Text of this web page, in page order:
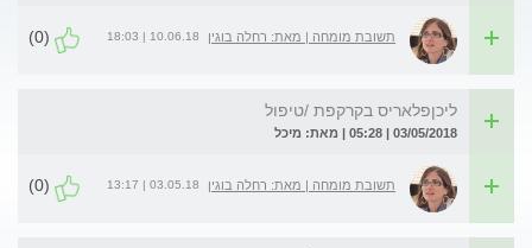
תשובת מומחה | מאת: רחלה בוגין 10.06.18 | 18:03
(0)
ליכןפלאריס בקרקפת /טיפול
03/05/2018 | 05:28 | מאת: מיכל
תשובת מומחה | מאת: רחלה בוגין 03.05.18 | 13:17
(0)